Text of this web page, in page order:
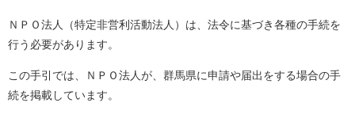
ＮＰＯ法人（特定非営利活動法人）は、法令に基づき各種の手続を
行う必要があります。
この手引では、ＮＰＯ法人が、群馬県に申請や届出をする場合の手
続を掲載しています。